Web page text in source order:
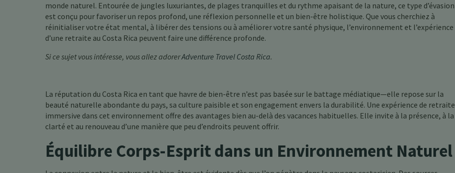
monde naturel. Entourée de jungles luxuriantes, de plages tranquilles et du rythme apaisant de la nature, ce type d’évasion
est conçu pour favoriser un repos profond, une réflexion personnelle et un bien-être holistique. Que vous cherchiez à
réinitialiser votre état mental, à libérer des tensions ou à améliorer votre santé physique, l’environnement et l’expérience
d’une retraite au Costa Rica peuvent faire une différence profonde.
Si ce sujet vous intéresse, vous allez adorerAdventure Travel Costa Rica.
La réputation du Costa Rica en tant que havre de bien-être n’est pas basée sur le battage médiatique—elle repose sur la
beauté naturelle abondante du pays, sa culture paisible et son engagement envers la durabilité. Une expérience de retraite
immersive dans cet environnement offre des avantages bien au-delà des vacances habituelles. Elle invite à la présence, à la
clarté et au renouveau d’une manière que peu d’endroits peuvent offrir.
Équilibre Corps-Esprit dans un Environnement Naturel